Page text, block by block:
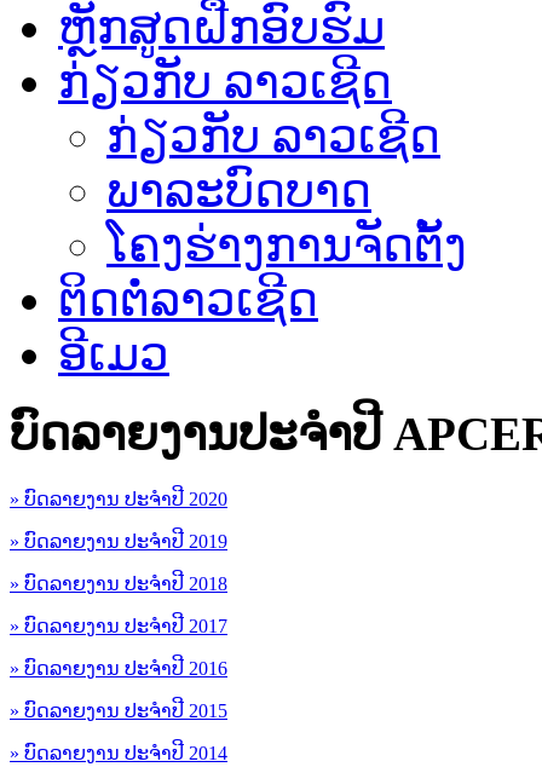
ຫຼັກສູດຝືກອົບຮົມ
ກ່ຽວກັບ ລາວເຊີດ
ກ່ຽວກັບ ລາວເຊີດ
ພາລະບົດບາດ
ໂຄງຮ່າງການຈັດຕັ້ງ
ຕິດຕໍ່ລາວເຊີດ
ອີເມວ
ບົດລາຍງານປະຈຳປີ
» ບົດລາຍງານ ປະຈຳປີ 2020
» ບົດລາຍງານ ປະຈຳປີ 2019
» ບົດລາຍງານ ປະຈຳປີ 2018
» ບົດລາຍງານ ປະຈຳປີ 2017
» ບົດລາຍງານ ປະຈຳປີ 2016
» ບົດລາຍງານ ປະຈຳປີ 2015
» ບົດລາຍງານ ປະຈຳປີ 2014